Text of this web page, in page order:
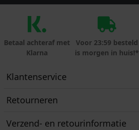
Betaal achteraf met
Klarna
Voor 23:59 besteld
is morgen in huis!*
Klantenservice
Retourneren
Verzend- en retourinformatie